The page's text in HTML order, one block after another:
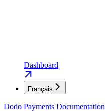
Dashboard
Français
Dodo Payments Documentation